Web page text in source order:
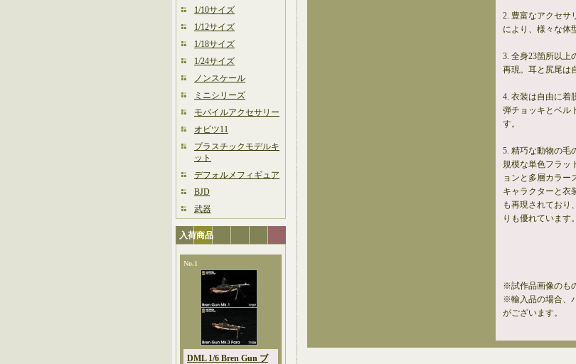
1/10サイズ
1/12サイズ
1/18サイズ
1/24サイズ
ノンスケール
ミニシリーズ
モバイルアクセサリー
オビツ11
プラスチックモデルキ
ット
デフォルメフィギュア
BJD
武器
入荷商品
No.1
DML 1/6 Bren Gun ブ
2. 豊富なアクセサ
により、様々な体
3. 全身23箇所以上
再現。耳と尻尾は
4. 衣装は自由に着
弾チョッキとベル
す。
5. 精巧な動物の毛
規模な単色フラッ
ョンと多層カラー
キャラクターと衣
も再現されており
りも優れています。
※試作品画像のも
※輸入品の場合、
がございます。